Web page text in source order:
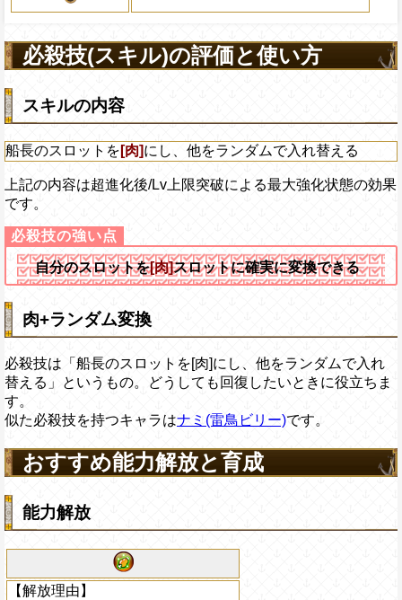
を30%下げ、-タイプ
必殺技(スキル)の評価と使い方
スキルの内容
船長のスロットを [肉]にし、他をランダムで入れ替える
上記の内容は超進化後/Lv上限突破による最大強化状態の効果
です。
自分のスロットを[肉]スロットに確実に変換できる
肉+ランダム変換
必殺技は「船長のスロットを[肉]にし、他をランダムで入れ
替える」というもの。どうしても回復したいときに役立ちま
す。
似た必殺技を持つキャラはナミ(雷鳥ビリー)です。
おすすめ能力解放と育成
能力解放
【解放理由】